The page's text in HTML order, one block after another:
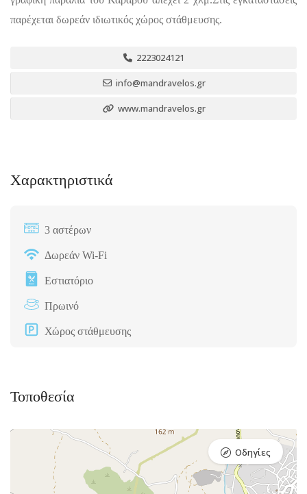
παρέχεται δωρεάν ιδιωτικός χώρος στάθμευσης.
2223024121
info@mandravelos.gr
www.mandravelos.gr
Χαρακτηριστικά
3 αστέρων
Δωρεάν Wi-Fi
Εστιατόριο
Πρωινό
Χώρος στάθμευσης
Τοποθεσία
Οδηγίες